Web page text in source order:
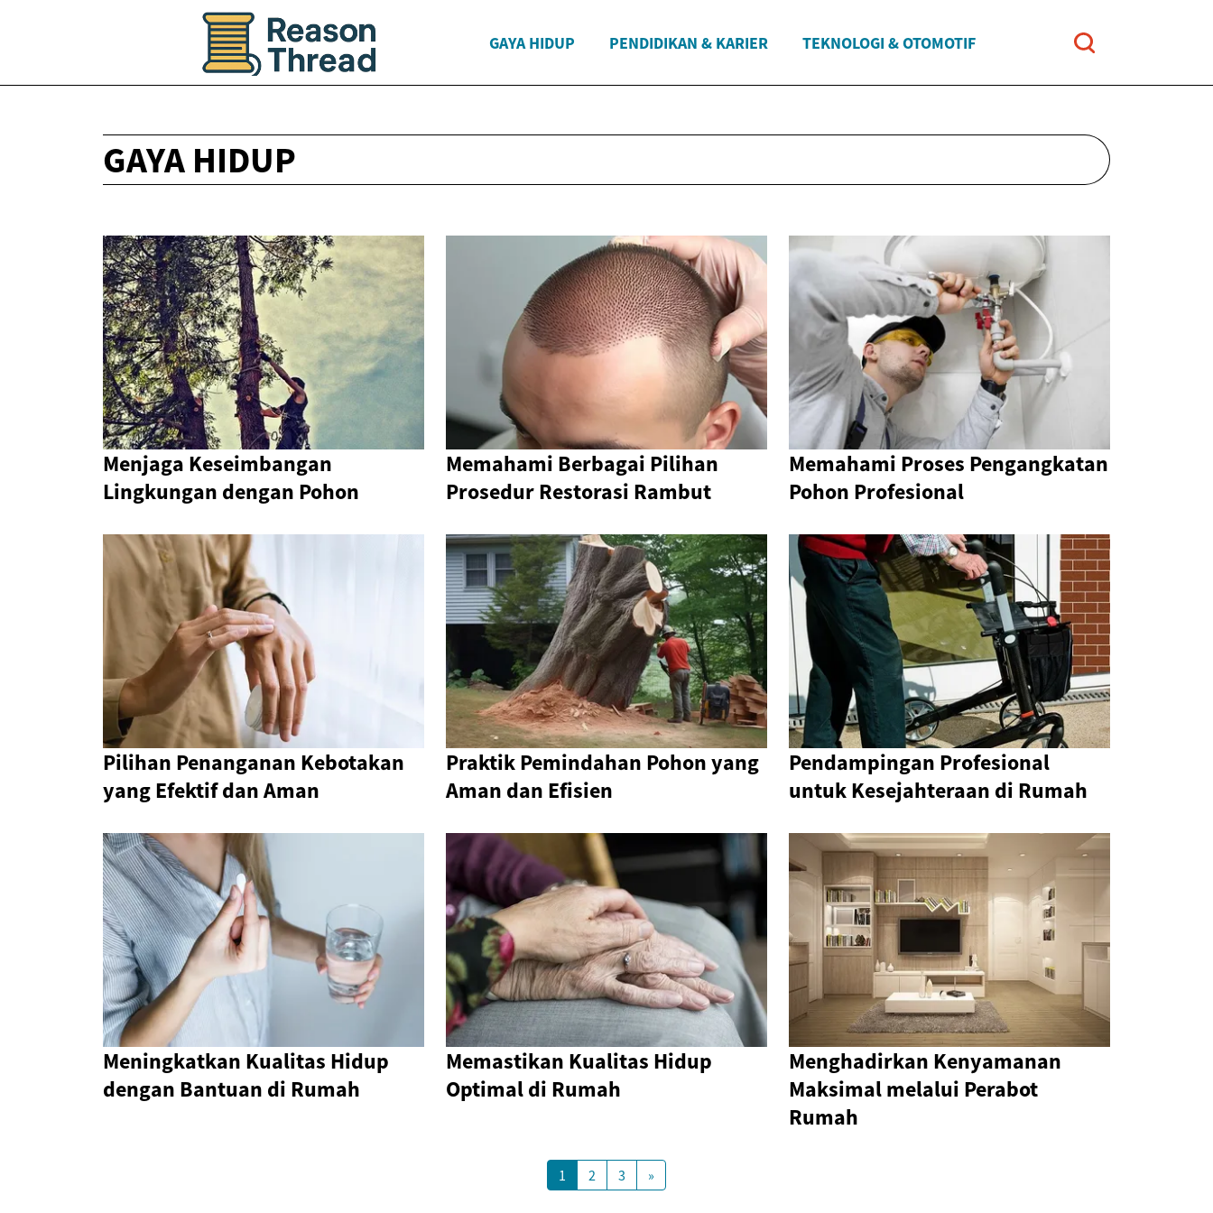
GAYA HIDUP PENDIDIKAN & KARIER TEKNOLOGI & OTOMOTIF
GAYA HIDUP
Menjaga Keseimbangan
Lingkungan dengan Pohon
Memahami Berbagai Pilihan
Prosedur Restorasi Rambut
Memahami Proses Pengangkatan
Pohon Profesional
Pilihan Penanganan Kebotakan
yang Efektif dan Aman
Praktik Pemindahan Pohon yang
Aman dan Efisien
Pendampingan Profesional
untuk Kesejahteraan di Rumah
Meningkatkan Kualitas Hidup
dengan Bantuan di Rumah
Memastikan Kualitas Hidup
Optimal di Rumah
Menghadirkan Kenyamanan
Maksimal melalui Perabot
Rumah
1 2 3 »